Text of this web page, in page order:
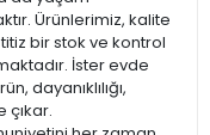
Ürünlerimiz, kalite
bir stok ve kontrol
İster evde
dayanıklılığı,
çıkar.